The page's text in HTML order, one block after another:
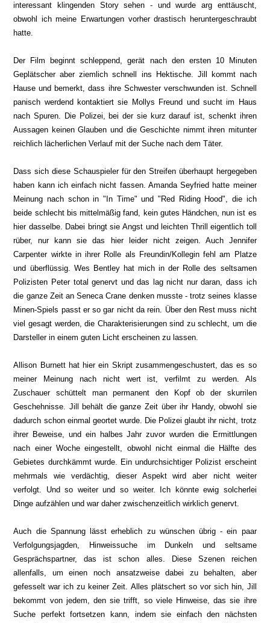
interessant klingenden Story sehen - und wurde arg enttäuscht,
obwohl ich meine Erwartungen vorher drastisch heruntergeschraubt
hatte.
Der Film beginnt schleppend, gerät nach den ersten 10 Minuten
Geplätscher aber ziemlich schnell ins Hektische. Jill kommt nach
Hause und bemerkt, dass ihre Schwester verschwunden ist. Schnell
panisch werdend kontaktiert sie Mollys Freund und sucht im Haus
nach Spuren. Die Polizei, bei der sie kurz darauf ist, schenkt ihren
Aussagen keinen Glauben und die Geschichte nimmt ihren mitunter
reichlich lächerlichen Verlauf mit der Suche nach dem Täter.
Dass sich diese Schauspieler für den Streifen überhaupt hergegeben
haben kann ich einfach nicht fassen. Amanda Seyfried hatte meiner
Meinung nach schon in "In Time" und "Red Riding Hood", die ich
beide schlecht bis mittelmäßig fand, kein gutes Händchen, nun ist es
hier dasselbe. Dabei bringt sie Angst und leichten Thrill eigentlich toll
rüber, nur kann sie das hier leider nicht zeigen. Auch Jennifer
Carpenter wirkte in ihrer Rolle als Freundin/Kollegin fehl am Platze
und überflüssig. Wes Bentley hat mich in der Rolle des seltsamen
Polizisten Peter total genervt und das lag nicht nur daran, dass ich
die ganze Zeit an Seneca Crane denken musste - trotz seines klasse
Minen-Spiels passt er so gar nicht da rein. Über den Rest muss nicht
viel gesagt werden, die Charakterisierungen sind zu schlecht, um die
Darsteller in einem guten Licht erscheinen zu lassen.
Allison Burnett hat hier ein Skript zusammengeschustert, das es so
meiner Meinung nach nicht wert ist, verfilmt zu werden. Als
Zuschauer schüttelt man permanent den Kopf ob der skurrilen
Geschehnisse. Jill behält die ganze Zeit über ihr Handy, obwohl sie
dadurch schon einmal geortet wurde. Die Polizei glaubt ihr nicht, trotz
ihrer Beweise, und ein halbes Jahr zuvor wurden die Ermittlungen
nach einer Woche eingestellt, obwohl nicht einmal die Hälfte des
Gebietes durchkämmt wurde. Ein undurchsichtiger Polizist erscheint
mehrmals wie verdächtig, dieser Aspekt wird aber nicht weiter
verfolgt. Und so weiter und so weiter. Ich könnte ewig solcherlei
Dinge aufzählen und war daher zwischenzeitlich wirklich genervt.
Auch die Spannung lässt erheblich zu wünschen übrig - ein paar
Verfolgungsjagden, Hinweissuche im Dunkeln und seltsame
Gesprächspartner, das ist schon alles. Diese Szenen reichen
allenfalls, um einen noch ansatzweise dabei zu behalten, aber
gefesselt war ich zu keiner Zeit. Alles plätschert so vor sich hin, Jill
bekommt von jedem, den sie trifft, so viele Hinweise, das sie ihre
Suche perfekt fortsetzen kann, indem sie einfach den nächsten